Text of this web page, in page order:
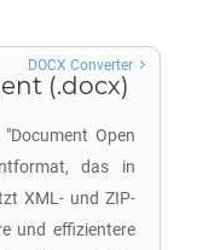
(.docx)
Open
das in
XML- und ZIP-
und effizientere
DOCX Converter